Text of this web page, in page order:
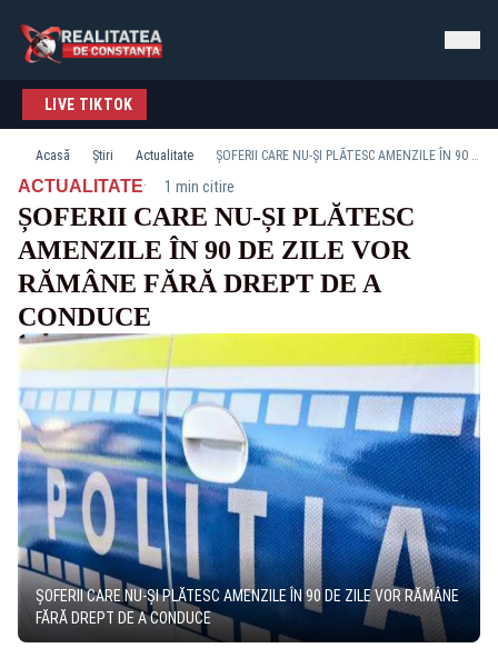
LIVE TIKTOK
Acasă Știri Actualitate ȘOFERII CARE NU-ȘI PLĂTESC AMENZILE ÎN 90 DE ZILE VOR RĂMÂNE FĂRĂ DREPT DE A CONDUCE
ACTUALITATE· 1 min citire
ȘOFERII CARE NU-ȘI PLĂTESC
AMENZILE ÎN 90 DE ZILE VOR
RĂMÂNE FĂRĂ DREPT DE A
CONDUCE
ȘOFERII CARE NU-ȘI PLĂTESC AMENZILE ÎN 90 DE ZILE VOR RĂMÂNE
FĂRĂ DREPT DE A CONDUCE